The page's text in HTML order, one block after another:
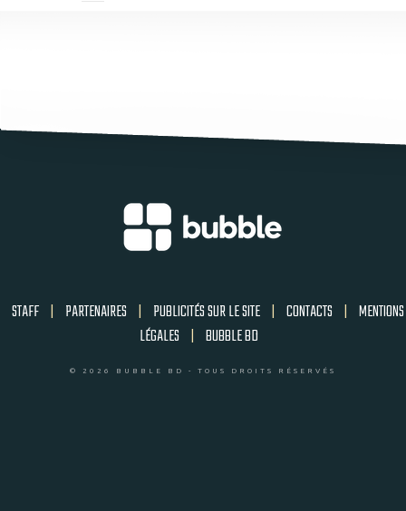
STAFF | PARTENAIRES | PUBLICITÉS SUR LE SITE | CONTACTS | MENTIONS
LÉGALES | BUBBLE BD
© 2026 BUBBLE BD - TOUS DROITS RÉSERVÉS